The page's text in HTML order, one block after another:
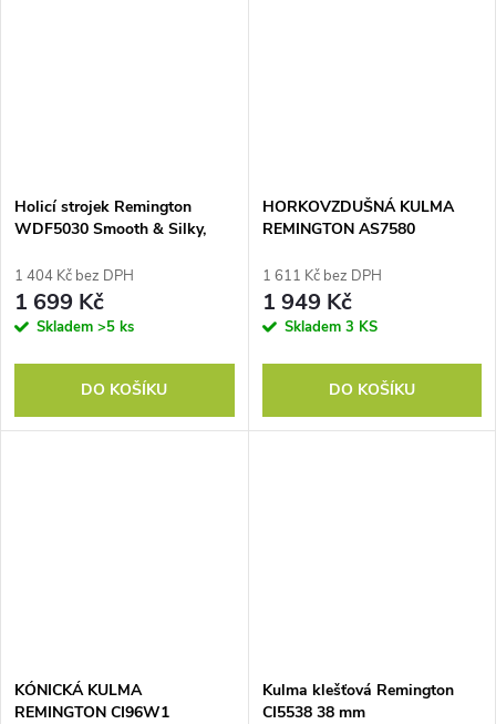
Holicí strojek Remington
WDF5030 Smooth & Silky,
1 404 Kč bez DPH
1 699 Kč
Skladem >5 ks
DO KOŠÍKU
HORKOVZDUŠNÁ KULMA
REMINGTON AS7580
1 611 Kč bez DPH
1 949 Kč
Skladem 3 KS
DO KOŠÍKU
KÓNICKÁ KULMA
REMINGTON CI96W1
Kulma klešťová Remington
CI5538 38 mm